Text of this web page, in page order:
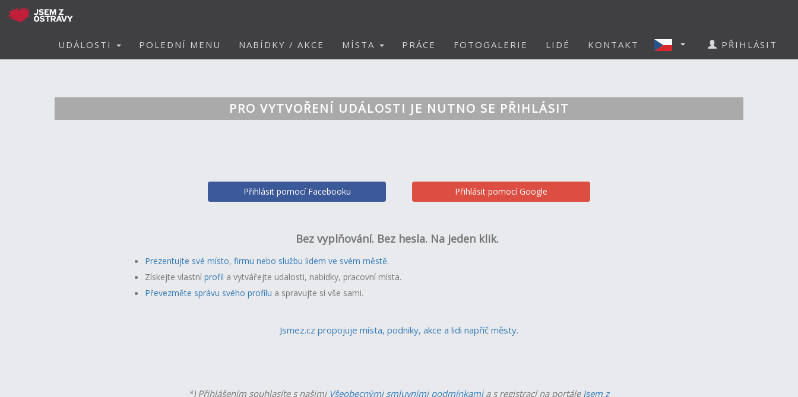
UDÁLOSTI POLEDNÍ MENU NABÍDKY / AKCE MÍSTA PRÁCE FOTOGALERIE LIDÉ KONTAKT PŘIHLÁSIT
PRO VYTVOŘENÍ UDÁLOSTI JE NUTNO SE PŘIHLÁSIT
Přihlásit pomocí Facebooku Přihlásit pomocí Google
Bez vyplňování. Bez hesla. Na jeden klik.
Prezentujte své místo, firmu nebo službu lidem ve svém městě.
Získejte vlastní profil a vytvářejte udalosti, nabídky, pracovní místa.
Převezměte správu svého profilu a spravujte si vše sami.
Jsmez.cz propojuje místa, podniky, akce a lidi napříč městy.
*) Přihlášením souhlasíte s našimi Všeobecnými smluvními podmínkamia s registrací na portále Jsem z